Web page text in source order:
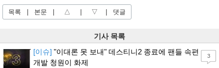
목록 본문 △ ▽ 댓글
기사 목록
[이슈] "이대론 못 보내" 데스티니2 종료에 팬들 속편
개발 청원이 화제
3